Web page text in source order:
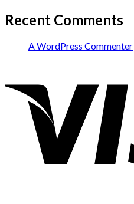
Recent Comments
A WordPress Commenter